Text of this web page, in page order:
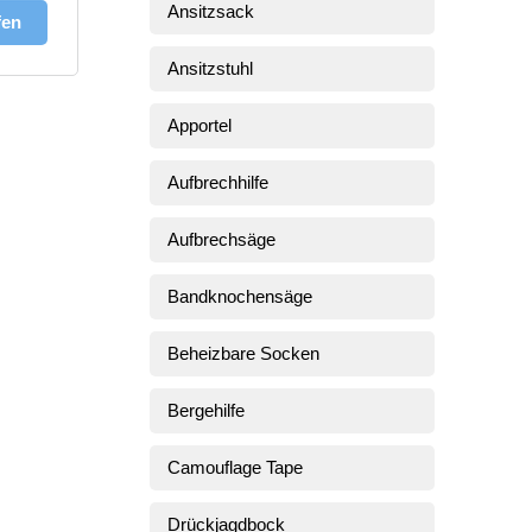
Ansitzsack
Ansitzstuhl
Apportel
Aufbrechhilfe
Aufbrechsäge
Bandknochensäge
Beheizbare Socken
Bergehilfe
Camouflage Tape
Drückjagdbock